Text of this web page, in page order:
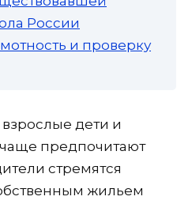
России
и проверку
дети и
предпочитают
стремятся
жильем